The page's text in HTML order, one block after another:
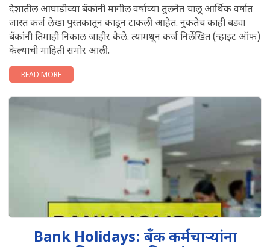
देशातील आघाडीच्या बँकांनी मागील वर्षाच्या तुलनेत चालू आर्थिक वर्षात
जास्त कर्ज लेखा पुस्तकातून काढून टाकली आहेत. नुकतेच काही बड्या
बँकांनी तिमाही निकाल जाहीर केले. त्यामधून कर्ज निर्लेखित (ऱ्हाइट ऑफ)
केल्याची माहिती समोर आली.
READ MORE
Bank Holidays: बँक कर्मचाऱ्यांना